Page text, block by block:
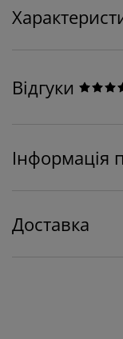
Відгуки
Інформація
Доставка